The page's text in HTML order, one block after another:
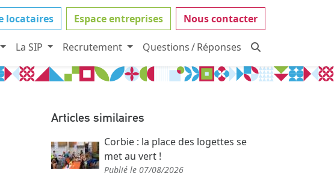
locataires Espace entreprises Nous contacter
La SIP Recrutement Questions / Réponses
Articles similaires
Corbie : la place des logettes se
met au vert !
Publié le 07/08/2026